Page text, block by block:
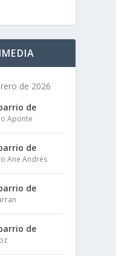
de 2026
de
Aponte
de
Ane Andrés
de
de